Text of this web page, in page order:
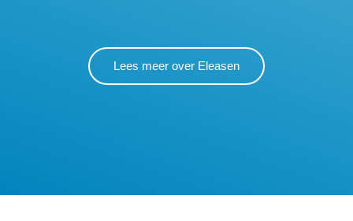
Lees meer over Eleasen